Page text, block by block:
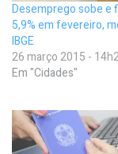
Desemprego sobe e
5,9% em fevereiro,
IBGE
26 março 2015 -
Em "Cidades"